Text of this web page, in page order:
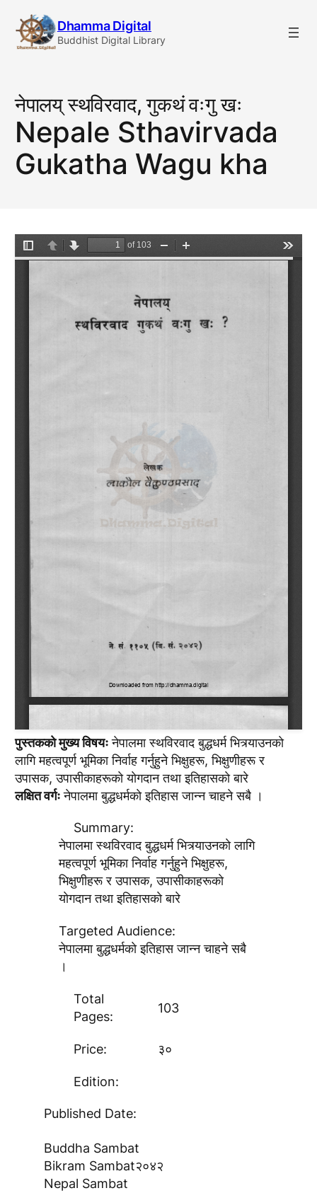
content
Dhamma Digital
Buddhist Digital Library
नेपालय् स्थविरवाद, गुकथं वःगु खः
Nepale Sthavirvada
Gukatha Wagu kha
पुस्तककाे मुख्य विषयःनेपालमा स्थविरवाद बुद्धधर्म भित्र्याउनकाे
लागि महत्वपूर्ण भूमिका निर्वाह गर्नुहुने भिक्षुहरू, भिक्षुणीहरू र
उपासक, उपासीकाहरूकाे याेगदान तथा इतिहासकाे बारे
लक्षित वर्गःनेपालमा बुद्धधर्मकाे इतिहास जान्न चाहने सबै ।
Summary:
नेपालमा स्थविरवाद बुद्धधर्म भित्र्याउनकाे लागि
महत्वपूर्ण भूमिका निर्वाह गर्नुहुने भिक्षुहरू,
भिक्षुणीहरू र उपासक, उपासीकाहरूकाे
याेगदान तथा इतिहासकाे बारे
Targeted Audience:
नेपालमा बुद्धधर्मकाे इतिहास जान्न चाहने सबै
।
Total
Pages:
103
Price: ३०
Edition:
Published Date:
Buddha Sambat
Bikram Sambat२०४२
Nepal Sambat